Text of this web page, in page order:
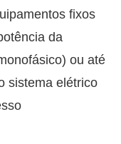
fixos
da
ou até
sistema elétrico